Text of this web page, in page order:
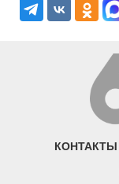
КОНТАКТЫ